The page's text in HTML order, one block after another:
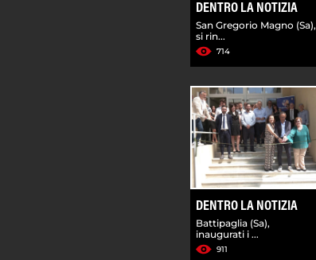
DENTRO LA NOTIZIA
San Gregorio Magno (Sa),
si rin...
714
DENTRO LA NOTIZIA
Battipaglia (Sa),
inaugurati i ...
911